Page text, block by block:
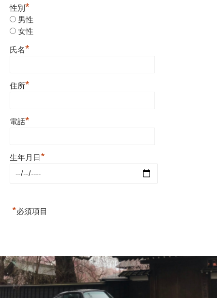
性別 *
男性
女性
氏名*
住所*
電話*
生年月日 *
*必須項目